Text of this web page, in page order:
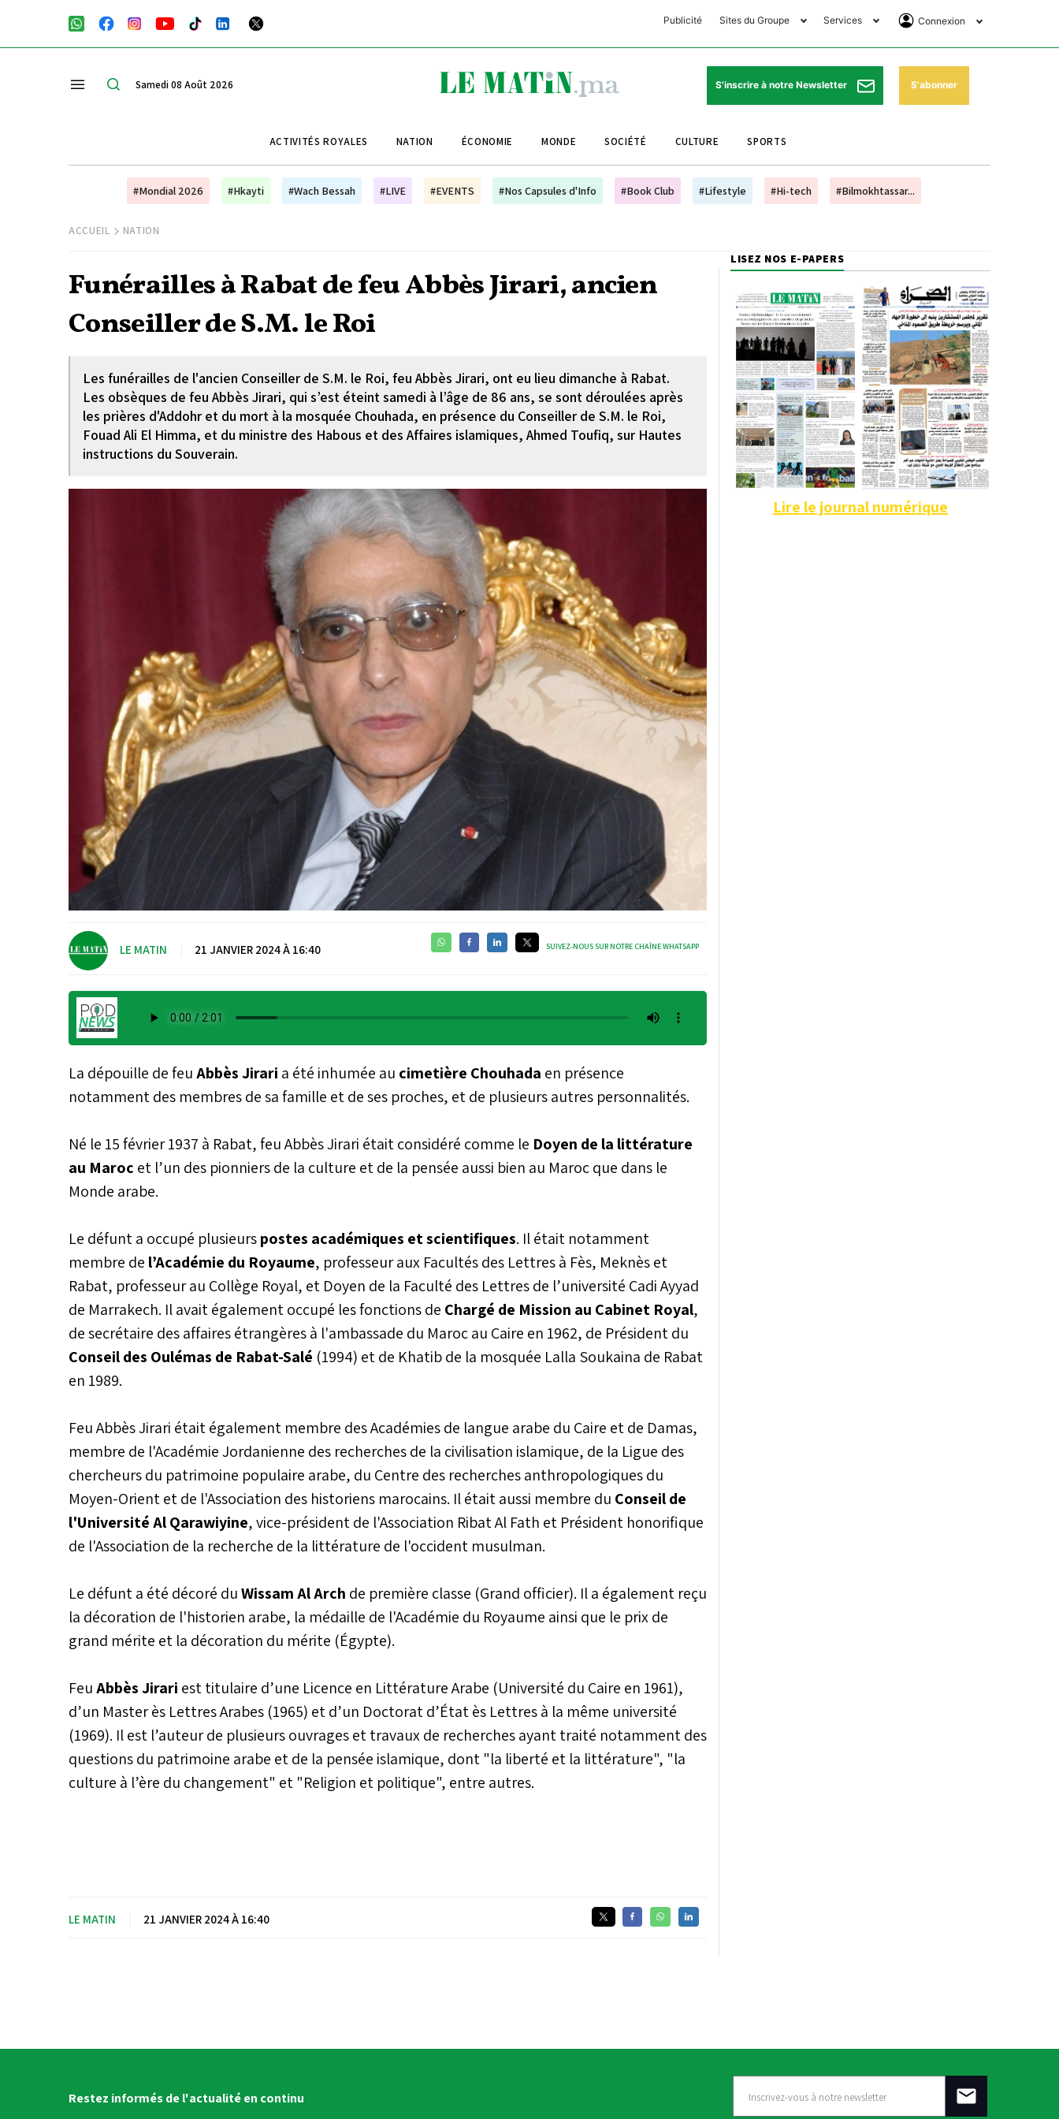
Publicité Sites du Groupe
Club Avantages
Le Matin Sports
Le Matin Store
Le Matin Annonces
Morocco Today Forum
Bookclub
Services
Horaires de prières
Pharmacies de garde
Programme TV
Cinéma
Connexion
Se Connecter
Abonnement
Samedi 08 Août 2026 S'inscrire à notre Newsletter S'abonner
ACTIVITÉS ROYALES NATION ÉCONOMIE MONDE SOCIÉTÉ CULTURE SPORTS
#Mondial 2026 #Hkayti #Wach Bessah #LIVE #EVENTS #Nos Capsules d'Info #Book Club #Lifestyle #Hi-tech #Bilmokhtassar...
ACCUEIL NATION
Funérailles à Rabat de feu Abbès Jirari, ancien
Conseiller de S.M. le Roi
Les funérailles de l'ancien Conseiller de S.M. le Roi, feu Abbès Jirari, ont eu lieu dimanche à Rabat.
Les obsèques de feu Abbès Jirari, qui s’est éteint samedi à l’âge de 86 ans, se sont déroulées après
les prières d'Addohr et du mort à la mosquée Chouhada, en présence du Conseiller de S.M. le Roi,
Fouad Ali El Himma, et du ministre des Habous et des Affaires islamiques, Ahmed Toufiq, sur Hautes
instructions du Souverain.
LE MATIN 21 JANVIER 2024 À 16:40 SUIVEZ-NOUS SUR NOTRE CHAÎNE WHATSAPP
La dépouille de feuAbbès Jirari a été inhumée au cimetière Chouhada en présence
notamment des membres de sa famille et de ses proches, et de plusieurs autres personnalités.
Né le 15 février 1937 à Rabat, feu Abbès Jirari était considéré comme le Doyen de la littérature
au Maroc et l’un des pionniers de la culture et de la pensée aussi bien au Maroc que dans le
Monde arabe.
Le défunt a occupé plusieurspostes académiques et scientifiques. Il était notamment
membre de l’Académie du Royaume, professeur aux Facultés des Lettres à Fès, Meknès et
Rabat, professeur au Collège Royal, et Doyen de la Faculté des Lettres de l’université Cadi Ayyad
de Marrakech. Il avait également occupé les fonctions de Chargé de Mission au Cabinet Royal,
de secrétaire des affaires étrangères à l'ambassade du Maroc au Caire en 1962, de Président du
Conseil des Oulémas de Rabat-Salé (1994) et de Khatib de la mosquée Lalla Soukaina de Rabat
en 1989.
Feu Abbès Jirari était également membre des Académies de langue arabe du Caire et de Damas,
membre de l'Académie Jordanienne des recherches de la civilisation islamique, de la Ligue des
chercheurs du patrimoine populaire arabe, du Centre des recherches anthropologiques du
Moyen-Orient et de l'Association des historiens marocains. Il était aussi membre du Conseil de
l'Université Al Qarawiyine, vice-président de l'Association Ribat Al Fath et Président honorifique
de l'Association de la recherche de la littérature de l'occident musulman.
Le défunt a été décoré duWissam Al Arch de première classe (Grand officier). Il a également reçu
la décoration de l'historien arabe, la médaille de l'Académie du Royaume ainsi que le prix de
grand mérite et la décoration du mérite (Égypte).
FeuAbbès Jirari est titulaire d’une Licence en Littérature Arabe (Université du Caire en 1961),
d’un Master ès Lettres Arabes (1965) et d’un Doctorat d’État ès Lettres à la même université
(1969). Il est l’auteur de plusieurs ouvrages et travaux de recherches ayant traité notamment des
questions du patrimoine arabe et de la pensée islamique, dont "la liberté et la littérature", "la
culture à l’ère du changement" et "Religion et politique", entre autres.
LE MATIN 21 JANVIER 2024 À 16:40
LISEZ NOS E-PAPERS
Lire le journal numérique
Restez informés de l'actualité en continu